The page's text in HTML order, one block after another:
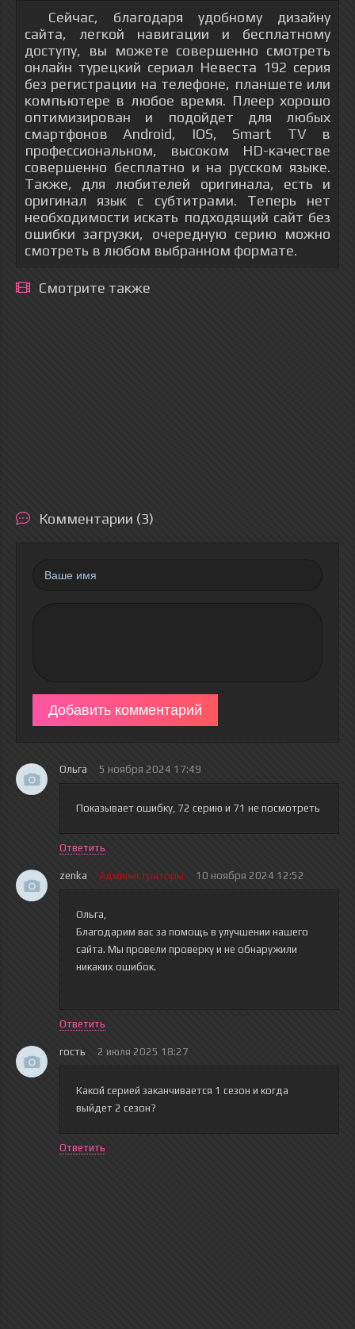
Сейчас, благодаря удобному дизайну
сайта, легкой навигации и бесплатному
доступу, вы можете совершенно смотреть
онлайн турецкий сериал Невеста 192 серия
без регистрации на телефоне, планшете или
компьютере в любое время. Плеер хорошо
оптимизирован и подойдет для любых
смартфонов Android, IOS, Smart TV в
профессиональном, высоком HD-качестве
совершенно бесплатно и на русском языке.
Также, для любителей оригинала, есть и
оригинал язык с субтитрами. Теперь нет
необходимости искать подходящий сайт без
ошибки загрузки, очередную серию можно
смотреть в любом выбранном формате.
Смотрите также
Комментарии (3)
Добавить комментарий
Ольга 5 ноября 2024 17:49
Показывает ошибку, 72 серию и 71 не посмотреть
Ответить
zenka Администраторы 10 ноября 2024 12:52
Ольга,
Благодарим вас за помощь в улучшении нашего
сайта. Мы провели проверку и не обнаружили
никаких ошибок.
Ответить
гость 2 июля 2025 18:27
Какой серией заканчивается 1 сезон и когда
выйдет 2 сезон?
Ответить